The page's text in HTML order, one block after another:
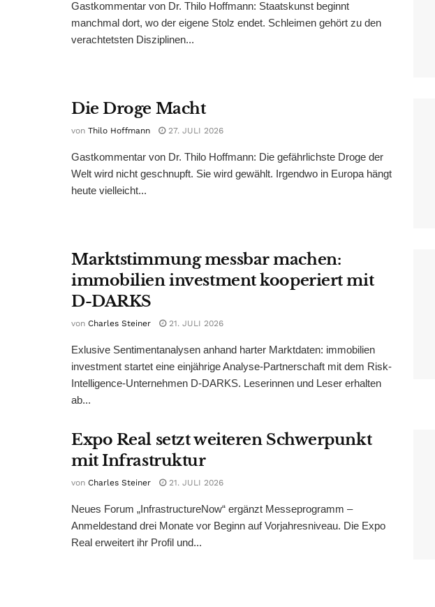
Gastkommentar von Dr. Thilo Hoffmann: Staatskunst beginnt
manchmal dort, wo der eigene Stolz endet. Schleimen gehört zu den
verachtetsten Disziplinen...
Die Droge Macht
von Thilo Hoffmann 27. JULI 2026
Gastkommentar von Dr. Thilo Hoffmann: Die gefährlichste Droge der
Welt wird nicht geschnupft. Sie wird gewählt. Irgendwo in Europa hängt
heute vielleicht...
Marktstimmung messbar machen:
immobilien investment kooperiert mit
D-DARKS
von Charles Steiner 21. JULI 2026
Exlusive Sentimentanalysen anhand harter Marktdaten: immobilien
investment startet eine einjährige Analyse-Partnerschaft mit dem Risk-
Intelligence-Unternehmen D-DARKS. Leserinnen und Leser erhalten
ab...
Expo Real setzt weiteren Schwerpunkt
mit Infrastruktur
von Charles Steiner 21. JULI 2026
Neues Forum „InfrastructureNow“ ergänzt Messeprogramm –
Anmeldestand drei Monate vor Beginn auf Vorjahresniveau. Die Expo
Real erweitert ihr Profil und...